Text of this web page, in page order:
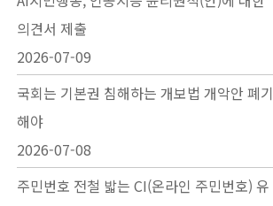
의견서 제출
2026-07-09
국회는 기본권 침해하는 개보법 개악안 폐기
해야
2026-07-08
주민번호 전철 밟는 CI(온라인 주민번호) 유